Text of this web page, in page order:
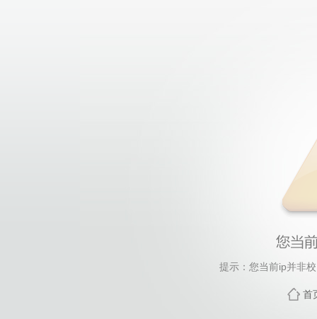
提示：您当前ip并非
首